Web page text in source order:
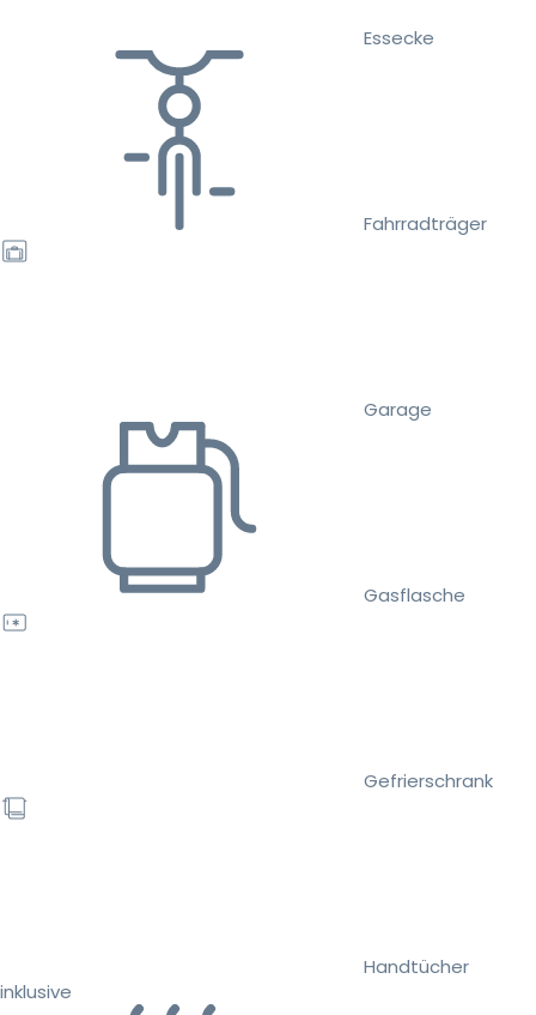
Essecke
Fahrradträger
Garage
Gasflasche
Gefrierschrank
Handtücher
inklusive